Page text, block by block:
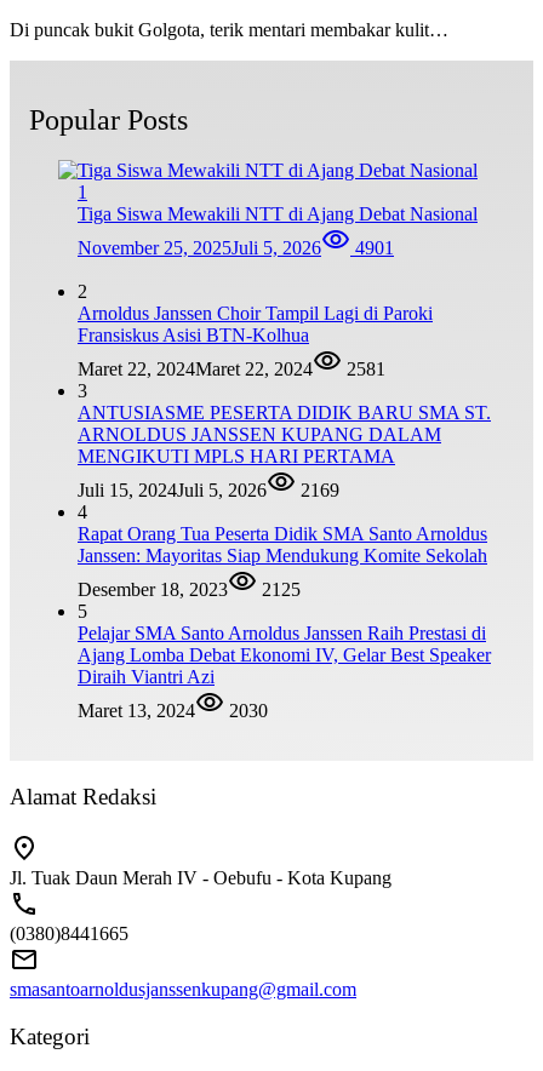
Di puncak bukit Golgota, terik mentari membakar kulit…
Popular Posts
1
Tiga Siswa Mewakili NTT di Ajang Debat Nasional
November 25, 2025Juli 5, 2026 4901
2
Arnoldus Janssen Choir Tampil Lagi di Paroki
Fransiskus Asisi BTN-Kolhua
Maret 22, 2024Maret 22, 2024
2581
3
ANTUSIASME PESERTA DIDIK BARU SMA ST.
ARNOLDUS JANSSEN KUPANG DALAM
MENGIKUTI MPLS HARI PERTAMA
Juli 15, 2024Juli 5, 2026
2169
4
Rapat Orang Tua Peserta Didik SMA Santo Arnoldus
Janssen: Mayoritas Siap Mendukung Komite Sekolah
Desember 18, 2023
2125
5
Pelajar SMA Santo Arnoldus Janssen Raih Prestasi di
Ajang Lomba Debat Ekonomi IV, Gelar Best Speaker
Diraih Viantri Azi
Maret 13, 2024
2030
Alamat Redaksi
Jl. Tuak Daun Merah IV - Oebufu - Kota Kupang
(0380)8441665
smasantoarnoldusjanssenkupang@gmail.com
Kategori